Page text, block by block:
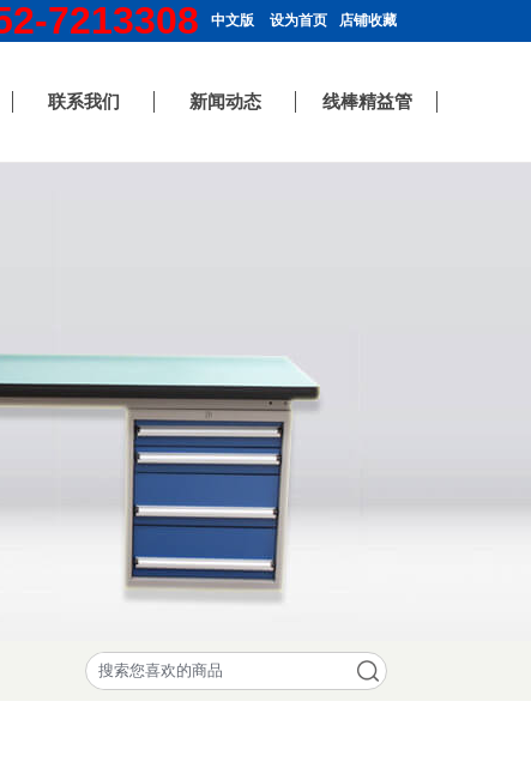
中文版 设为首页 店铺收藏
7213308
联系我们 新闻动态 线棒精益管